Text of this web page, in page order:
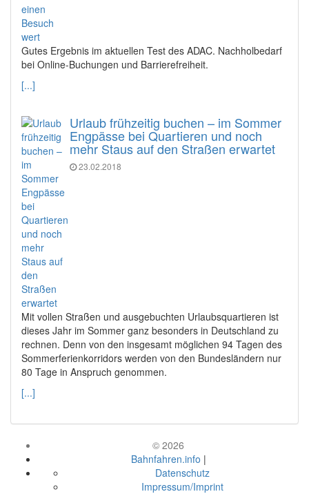
Gutes Ergebnis im aktuellen Test des ADAC. Nachholbedarf
bei Online-Buchungen und Barrierefreiheit.
[...]
Urlaub frühzeitig buchen – im Sommer
Engpässe bei Quartieren und noch
mehr Staus auf den Straßen erwartet
23.02.2018
Mit vollen Straßen und ausgebuchten Urlaubsquartieren ist
dieses Jahr im Sommer ganz besonders in Deutschland zu
rechnen. Denn von den insgesamt möglichen 94 Tagen des
Sommerferienkorridors werden von den Bundesländern nur
80 Tage in Anspruch genommen.
[...]
© 2026
Bahnfahren.info |
Datenschutz
Impressum/Imprint